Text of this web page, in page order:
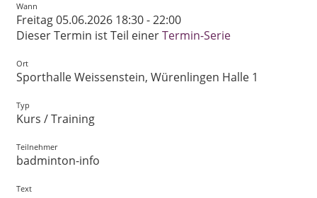
Wann
Freitag 05.06.2026 18:30 - 22:00
Dieser Termin ist Teil einerTermin-Serie
Ort
Sporthalle Weissenstein, Würenlingen Halle 1
Typ
Kurs / Training
Teilnehmer
badminton-info
Text